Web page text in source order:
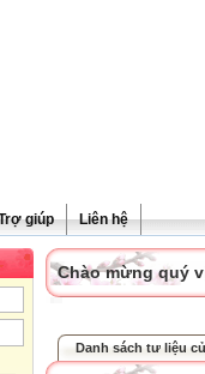
giúp Liên hệ
Chào mừng quý
Danh sách tư liệu